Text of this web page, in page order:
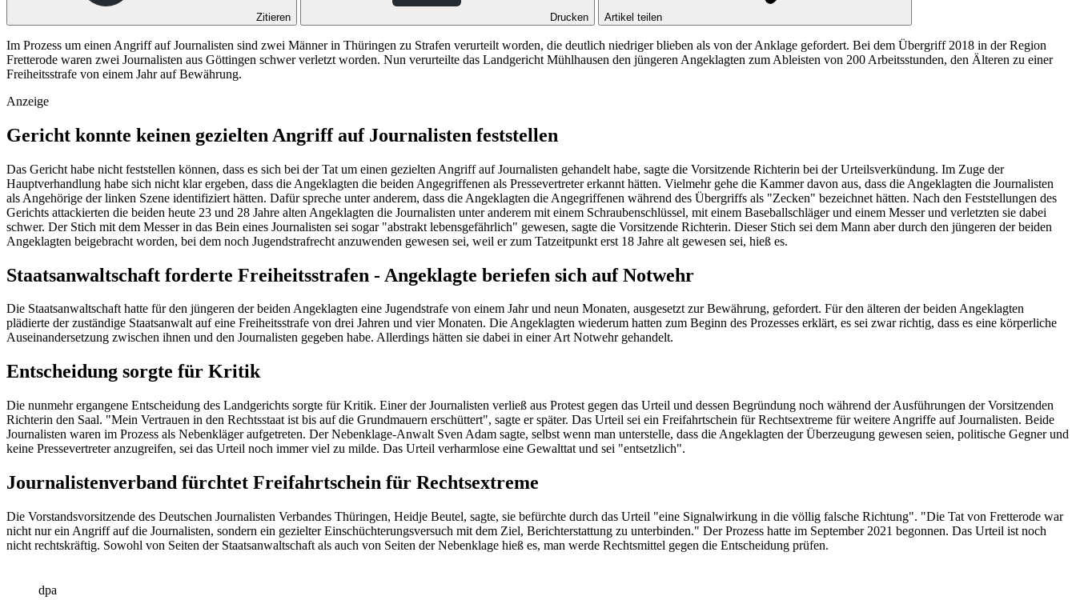
Zitieren Drucken Artikel teilen
Im Prozess um einen Angriff auf Journalisten sind zwei Männer in Thüringen zu Strafen verurteilt worden, die deutlich niedriger blieben als von der Anklage gefordert. Bei dem Übergriff 2018 in der Region
Fretterode waren zwei Journalisten aus Göttingen schwer verletzt worden. Nun verurteilte das Landgericht Mühlhausen den jüngeren Angeklagten zum Ableisten von 200 Arbeitsstunden, den Älteren zu einer
Freiheitsstrafe von einem Jahr auf Bewährung.
Anzeige
Gericht konnte keinen gezielten Angriff auf Journalisten feststellen
Das Gericht habe nicht feststellen können, dass es sich bei der Tat um einen gezielten Angriff auf Journalisten gehandelt habe, sagte die Vorsitzende Richterin bei der Urteilsverkündung. Im Zuge der
Hauptverhandlung habe sich nicht klar ergeben, dass die Angeklagten die beiden Angegriffenen als Pressevertreter erkannt hätten. Vielmehr gehe die Kammer davon aus, dass die Angeklagten die Journalisten
als Angehörige der linken Szene identifiziert hätten. Dafür spreche unter anderem, dass die Angeklagten die Angegriffenen während des Übergriffs als "Zecken" bezeichnet hätten. Nach den Feststellungen des
Gerichts attackierten die beiden heute 23 und 28 Jahre alten Angeklagten die Journalisten unter anderem mit einem Schraubenschlüssel, mit einem Baseballschläger und einem Messer und verletzten sie dabei
schwer. Der Stich mit dem Messer in das Bein eines Journalisten sei sogar "abstrakt lebensgefährlich" gewesen, sagte die Vorsitzende Richterin. Dieser Stich sei dem Mann aber durch den jüngeren der beiden
Angeklagten beigebracht worden, bei dem noch Jugendstrafrecht anzuwenden gewesen sei, weil er zum Tatzeitpunkt erst 18 Jahre alt gewesen sei, hieß es.
Staatsanwaltschaft forderte Freiheitsstrafen - Angeklagte beriefen sich auf Notwehr
Die Staatsanwaltschaft hatte für den jüngeren der beiden Angeklagten eine Jugendstrafe von einem Jahr und neun Monaten, ausgesetzt zur Bewährung, gefordert. Für den älteren der beiden Angeklagten
plädierte der zuständige Staatsanwalt auf eine Freiheitsstrafe von drei Jahren und vier Monaten. Die Angeklagten wiederum hatten zum Beginn des Prozesses erklärt, es sei zwar richtig, dass es eine körperliche
Auseinandersetzung zwischen ihnen und den Journalisten gegeben habe. Allerdings hätten sie dabei in einer Art Notwehr gehandelt.
Entscheidung sorgte für Kritik
Die nunmehr ergangene Entscheidung des Landgerichts sorgte für Kritik. Einer der Journalisten verließ aus Protest gegen das Urteil und dessen Begründung noch während der Ausführungen der Vorsitzenden
Richterin den Saal. "Mein Vertrauen in den Rechtsstaat ist bis auf die Grundmauern erschüttert", sagte er später. Das Urteil sei ein Freifahrtschein für Rechtsextreme für weitere Angriffe auf Journalisten. Beide
Journalisten waren im Prozess als Nebenkläger aufgetreten. Der Nebenklage-Anwalt Sven Adam sagte, selbst wenn man unterstelle, dass die Angeklagten der Überzeugung gewesen seien, politische Gegner und
keine Pressevertreter anzugreifen, sei das Urteil noch immer viel zu milde. Das Urteil verharmlose eine Gewalttat und sei "entsetzlich".
Journalistenverband fürchtet Freifahrtschein für Rechtsextreme
Die Vorstandsvorsitzende des Deutschen Journalisten Verbandes Thüringen, Heidje Beutel, sagte, sie befürchte durch das Urteil "eine Signalwirkung in die völlig falsche Richtung". "Die Tat von Fretterode war
nicht nur ein Angriff auf die Journalisten, sondern ein gezielter Einschüchterungsversuch mit dem Ziel, Berichterstattung zu unterbinden." Der Prozess hatte im September 2021 begonnen. Das Urteil ist noch
nicht rechtskräftig. Sowohl von Seiten der Staatsanwaltschaft als auch von Seiten der Nebenklage hieß es, man werde Rechtsmittel gegen die Entscheidung prüfen.
dpa